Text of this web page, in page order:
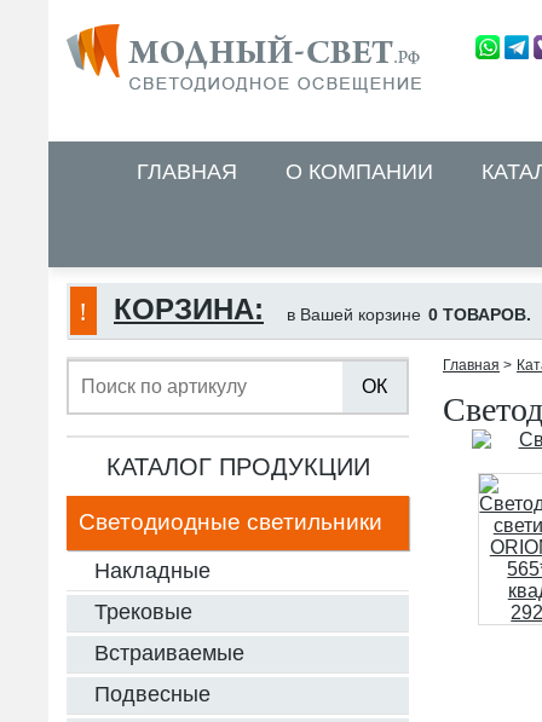
ГЛАВНАЯ О КОМПАНИИ
КОРЗИНА: в Вашей корзине 0 ТОВАРОВ.
ОК
КАТАЛОГ ПРОДУКЦИИ
Светодиодные светильники
Накладные
Трековые
Встраиваемые
Подвесные
Главная >